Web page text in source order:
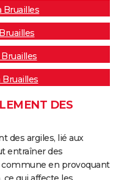
Bruailles
Bruailles
DES
des argiles, lié aux
entraîner des
en provoquant